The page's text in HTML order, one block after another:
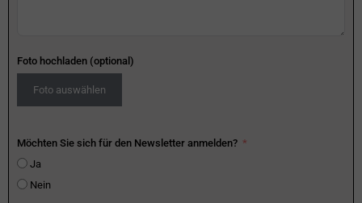
Foto hochladen (optional)
Foto auswählen
Möchten Sie sich für den Newsletter anmelden?
Ja
Nein